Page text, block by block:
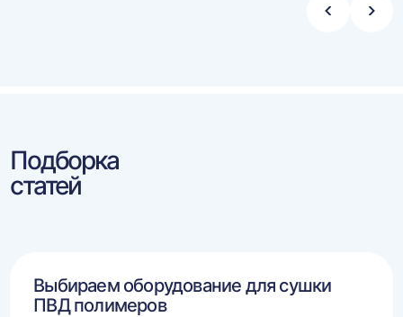
Стрелка
Подборка
статей
Выбираем оборудование для сушки
ПВД полимеров